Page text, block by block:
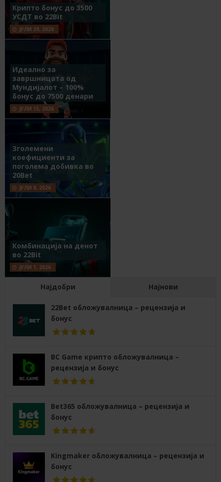
Крипто бонус до 3500
УСДТ во 22Bit
ЈУЛИ 29, 2026
Идеално за
завршницата од
Мундијалот – 100%
бонус до 7500 денари
ЈУЛИ 15, 2026
Зголемени
коефициенти за
поголема добивка во
20Bet
ЈУЛИ 8, 2026
Комбинација на денот
во 22Bit
ЈУЛИ 1, 2026
Најдобри Најнови
22Bet обложувалница – рецензија и
бонус
BC Game крипто обложувалница –
рецензија и бонус
Bet365 обложувалница – рецензија и
бонус
Kingmaker обложувалница – рецензија и
бонус